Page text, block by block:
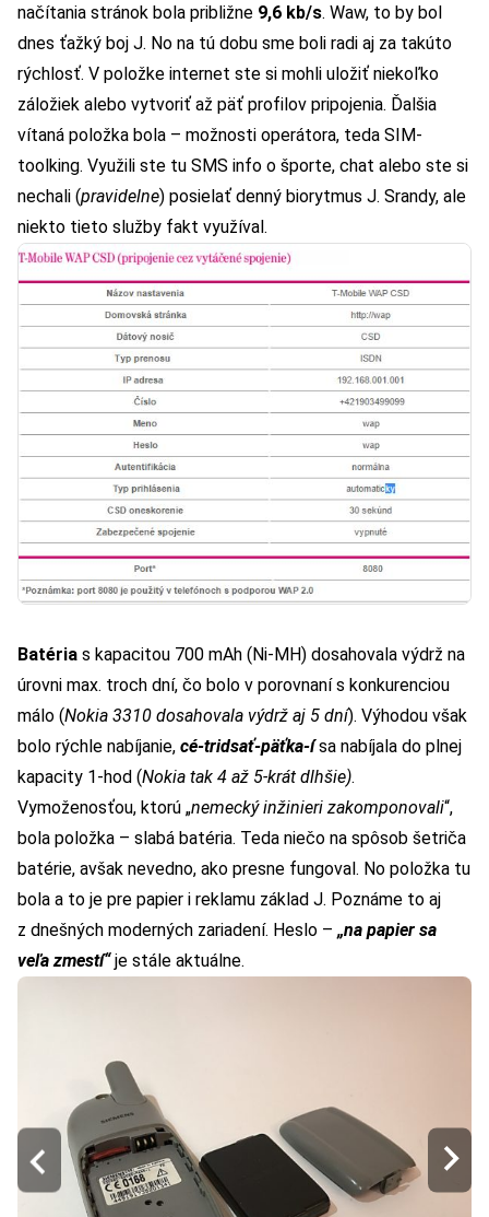
načítania stránok bola približne 9,6 kb/s. Waw, to by bol
dnes ťažký boj J. No na tú dobu sme boli radi aj za takúto
rýchlosť. V položke internet ste si mohli uložiť niekoľko
záložiek alebo vytvoriť až päť profilov pripojenia. Ďalšia
vítaná položka bola – možnosti operátora, teda SIM-
toolking. Využili ste tu SMS info o športe, chat alebo ste si
nechali (pravidelne) posielať denný biorytmus J. Srandy, ale
niekto tieto služby fakt využíval.
Batéria s kapacitou 700 mAh (Ni-MH) dosahovala výdrž na
úrovni max. troch dní, čo bolo v porovnaní s konkurenciou
málo (Nokia 3310 dosahovala výdrž aj 5 dní). Výhodou však
bolo rýchle nabíjanie, cé-tridsať-päťka-ísa nabíjala do plnej
kapacity 1-hod (Nokia tak 4 až 5-krát dlhšie).
Vymoženosťou, ktorú „nemecký inžinieri zakomponovali“,
bola položka – slabá batéria. Teda niečo na spôsob šetriča
batérie, avšak nevedno, ako presne fungoval. No položka tu
bola a to je pre papier i reklamu základ J. Poznáme to aj
z dnešných moderných zariadení. Heslo – „na papier sa
veľa zmestí“je stále aktuálne.